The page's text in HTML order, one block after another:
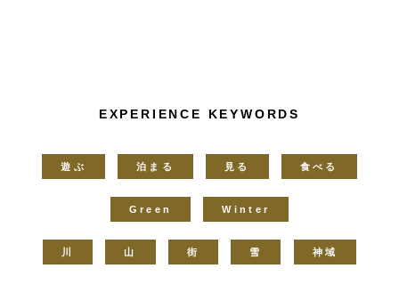
EXPERIENCE KEYWORDS
遊ぶ 泊まる 見る 食べる
Green Winter
川 山 街 雪 神域